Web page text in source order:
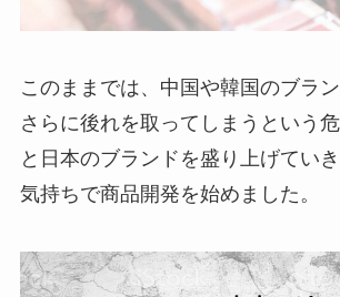
このままでは、中国や韓国のブラン
さらに後れを取ってしまうという
と日本のブランドを盛り上げてい
気持ちで商品開発を始めました。